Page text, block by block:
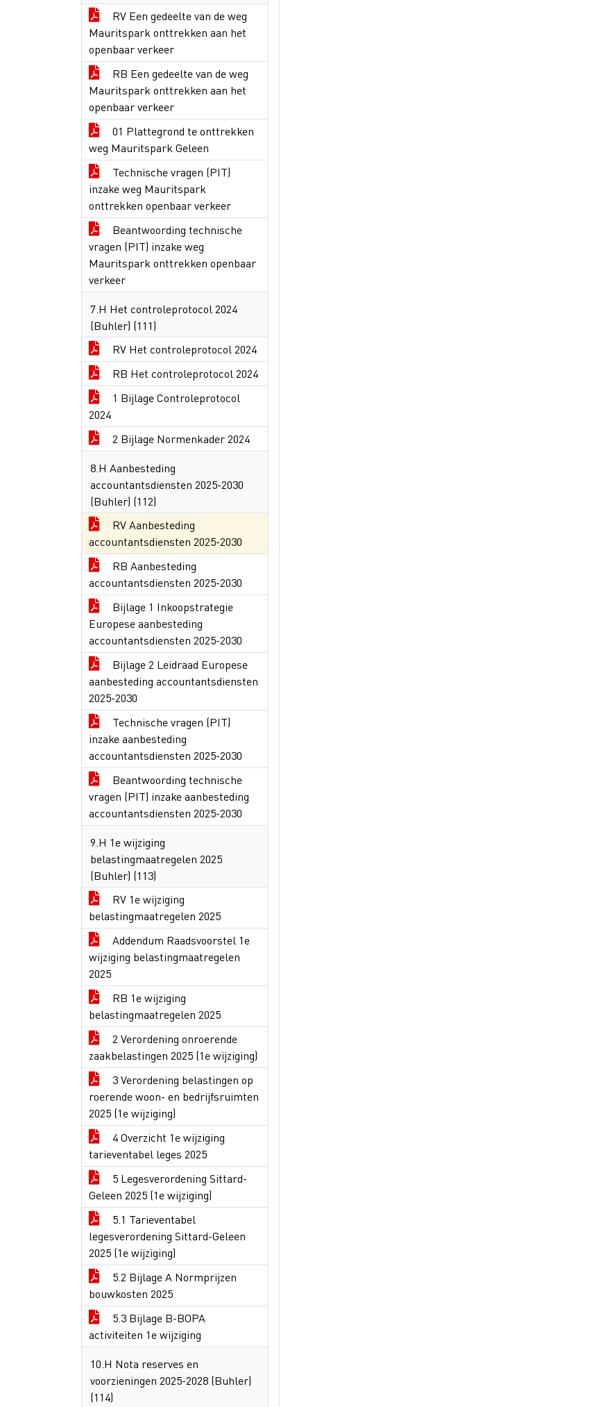
RV Een gedeelte van de weg
Mauritspark onttrekken aan het
openbaar verkeer
RB Een gedeelte van de weg
Mauritspark onttrekken aan het
openbaar verkeer
01 Plattegrond te onttrekken
weg Mauritspark Geleen
Technische vragen (PIT)
inzake weg Mauritspark
onttrekken openbaar verkeer
Beantwoording technische
vragen (PIT) inzake weg
Mauritspark onttrekken openbaar
verkeer
7.H Het controleprotocol 2024
(Buhler) (111)
RV Het controleprotocol 2024
RB Het controleprotocol 2024
1 Bijlage Controleprotocol
2024
2 Bijlage Normenkader 2024
8.H Aanbesteding
accountantsdiensten 2025-2030
(Buhler) (112)
RV Aanbesteding
accountantsdiensten 2025-2030
RB Aanbesteding
accountantsdiensten 2025-2030
Bijlage 1 Inkoopstrategie
Europese aanbesteding
accountantsdiensten 2025-2030
Bijlage 2 Leidraad Europese
aanbesteding accountantsdiensten
2025-2030
Technische vragen (PIT)
inzake aanbesteding
accountantsdiensten 2025-2030
Beantwoording technische
vragen (PIT) inzake aanbesteding
accountantsdiensten 2025-2030
9.H 1e wijziging
belastingmaatregelen 2025
(Buhler) (113)
RV 1e wijziging
belastingmaatregelen 2025
Addendum Raadsvoorstel 1e
wijziging belastingmaatregelen
2025
RB 1e wijziging
belastingmaatregelen 2025
2 Verordening onroerende
zaakbelastingen 2025 (1e wijziging)
3 Verordening belastingen op
roerende woon- en bedrijfsruimten
2025 (1e wijziging)
4 Overzicht 1e wijziging
tarieventabel leges 2025
5 Legesverordening Sittard-
Geleen 2025 (1e wijziging)
5.1 Tarieventabel
legesverordening Sittard-Geleen
2025 (1e wijziging)
5.2 Bijlage A Normprijzen
bouwkosten 2025
5.3 Bijlage B-BOPA
activiteiten 1e wijziging
10.H Nota reserves en
voorzieningen 2025-2028 (Buhler)
(114)